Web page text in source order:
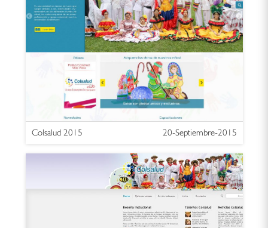
Colsalud 2015 20-Septiembre-2015